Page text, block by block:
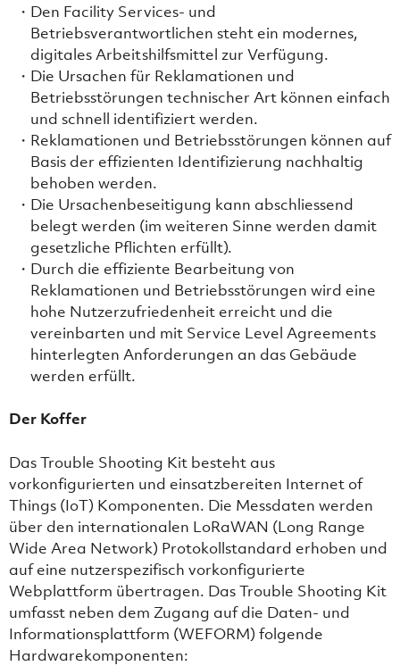
Den Facility Services- und
Betriebsverantwortlichen steht ein modernes,
digitales Arbeitshilfsmittel zur Verfügung.
Die Ursachen für Reklamationen und
Betriebsstörungen technischer Art können einfach
und schnell identifiziert werden.
Reklamationen und Betriebsstörungen können auf
Basis der effizienten Identifizierung nachhaltig
behoben werden.
Die Ursachenbeseitigung kann abschliessend
belegt werden (im weiteren Sinne werden damit
gesetzliche Pflichten erfüllt).
Durch die effiziente Bearbeitung von
Reklamationen und Betriebsstörungen wird eine
hohe Nutzerzufriedenheit erreicht und die
vereinbarten und mit Service Level Agreements
hinterlegten Anforderungen an das Gebäude
werden erfüllt.
Der Koffer
Das Trouble Shooting Kit besteht aus
vorkonfigurierten und einsatzbereiten Internet of
Things (IoT) Komponenten. Die Messdaten werden
über den internationalen LoRaWAN (Long Range
Wide Area Network) Protokollstandard erhoben und
auf eine nutzerspezifisch vorkonfigurierte
Webplattform übertragen. Das Trouble Shooting Kit
umfasst neben dem Zugang auf die Daten- und
Informationsplattform (WEFORM) folgende
Hardwarekomponenten: